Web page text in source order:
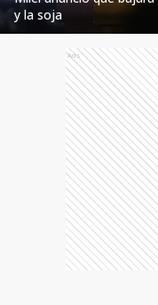
y la soja
Ads